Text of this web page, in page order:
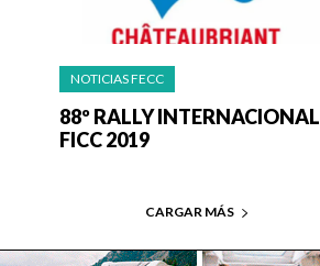
NOTICIAS FECC
88º RALLY INTERNACIONAL
FICC 2019
CARGAR MÁS